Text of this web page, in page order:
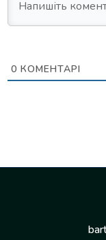
0 КОМЕНТАРІ